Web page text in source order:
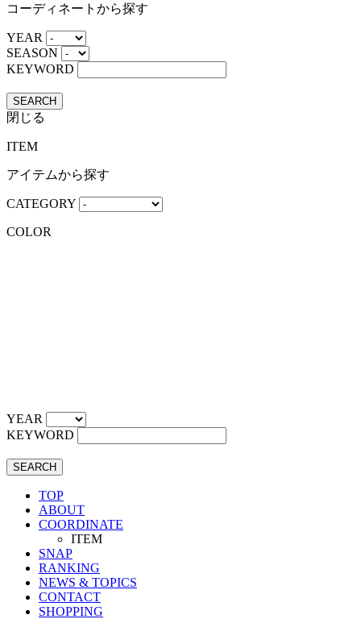
コーディネートから探す
YEAR
SEASON
KEYWORD
SEARCH
閉じる
ITEM
アイテムから探す
CATEGORY
COLOR
YEAR
KEYWORD
SEARCH
TOP
ABOUT
COORDINATE
ITEM
SNAP
RANKING
NEWS & TOPICS
CONTACT
SHOPPING